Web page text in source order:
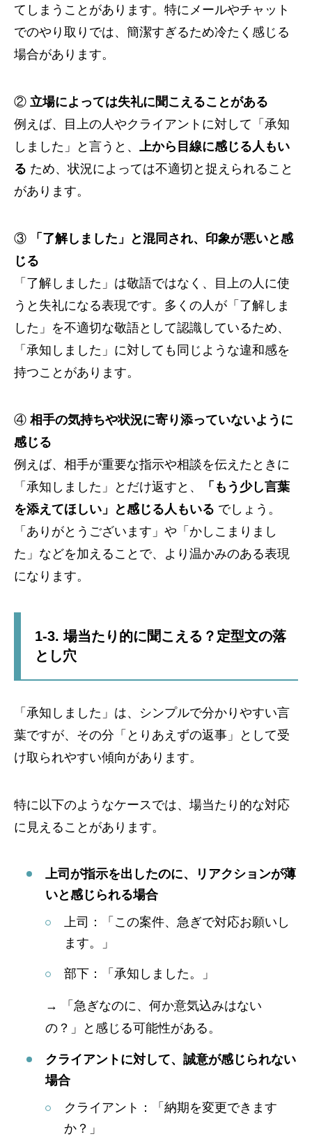
てしまうことがあります。特にメールやチャット
でのやり取りでは、簡潔すぎるため冷たく感じる
場合があります。
② 立場によっては失礼に聞こえることがある
例えば、目上の人やクライアントに対して「承知
しました」と言うと、
上から目線に感じる人もい
る ため、状況によっては不適切と捉えられること
があります。
③
「了解しました」と混同され、印象が悪いと感
じる
「了解しました」は敬語ではなく、目上の人に使
うと失礼になる表現です。多くの人が「了解しま
した」を不適切な敬語として認識しているため、
「承知しました」に対しても同じような違和感を
持つことがあります。
④ 相手の気持ちや状況に寄り添っていないように
感じる
例えば、相手が重要な指示や相談を伝えたときに
「承知しました」とだけ返すと、
「もう少し言葉
を添えてほしい」と感じる人もいる でしょう。
「ありがとうございます」や「かしこまりまし
た」などを加えることで、より温かみのある表現
になります。
1-3. 場当たり的に聞こえる？定型文の落
とし穴
「承知しました」は、シンプルで分かりやすい言
葉ですが、その分「とりあえずの返事」として受
け取られやすい傾向があります。
特に以下のようなケースでは、場当たり的な対応
に見えることがあります。
上司が指示を出したのに、リアクションが薄
いと感じられる場合
上司：「この案件、急ぎで対応お願いし
ます。」
部下：「承知しました。」
→ 「急ぎなのに、何か意気込みはない
の？」と感じる可能性がある。
クライアントに対して、誠意が感じられない
場合
クライアント：「納期を変更できます
か？」